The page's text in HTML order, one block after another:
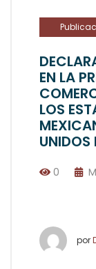
EN LA
LOS
0
por